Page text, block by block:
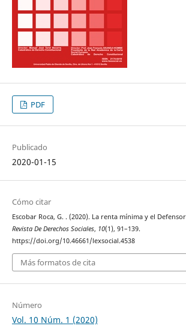
PDF
Publicado
2020-01-15
Cómo citar
Escobar Roca, G. . (2020). La renta mínima y el
Revista De Derechos Sociales, 10(1), 91–139.
https://doi.org/10.46661/lexsocial.4538
Más formatos de cita
Número
Vol. 10 Núm. 1 (2020)